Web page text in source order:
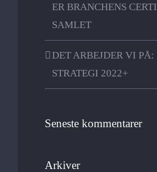
ER BRANCHENS
SAMLET
DET ARBEJDER VI PÅ:
STRATEGI 2022+
Seneste kommentarer
Arkiver